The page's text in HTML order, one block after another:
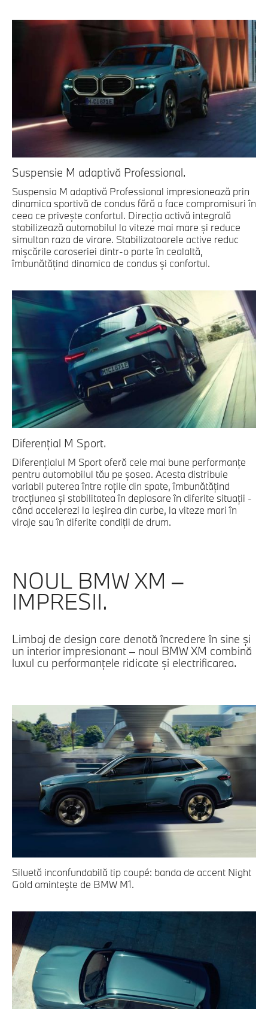
Suspensie M adaptivă Professional.
Suspensia M adaptivă Professional impresionează prin
dinamica sportivă de condus fără a face compromisuri în
ceea ce priveşte confortul. Direcţia activă integrală
stabilizează automobilul la viteze mai mare şi reduce
simultan raza de virare. Stabilizatoarele active reduc
mişcările caroseriei dintr-o parte în cealaltă,
îmbunătăţind dinamica de condus şi confortul.
Diferenţial M Sport.
Diferenţialul M Sport oferă cele mai bune performanţe
pentru automobilul tău pe şosea. Acesta distribuie
variabil puterea între roţile din spate, îmbunătăţind
tracţiunea şi stabilitatea în deplasare în diferite situaţii -
când accelerezi la ieşirea din curbe, la viteze mari în
viraje sau în diferite condiţii de drum.
NOUL BMW XM –
IMPRESII.
Limbaj de design care denotă încredere în sine şi
un interior impresionant – noul BMW XM combină
luxul cu performanţele ridicate şi electrificarea.
Siluetă inconfundabilă tip coupé: banda de accent Night
Gold aminteşte de BMW M1.